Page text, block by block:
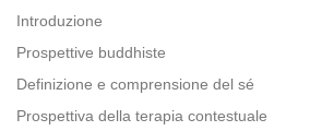
Introduzione
Prospettive buddhiste
Definizione e comprensione del sé
Prospettiva della terapia contestuale